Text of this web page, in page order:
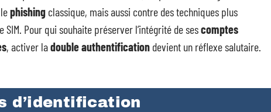
phishing classique, mais aussi contre des techniques plus
Pour qui souhaite préserver l’intégrité de sescomptes
, activer ladouble authentification devient un réflexe salutaire.
d’identification